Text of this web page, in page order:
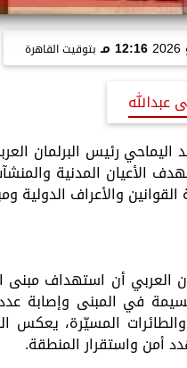
12:16 مـ بتوقيت القاهرة
عبدالله
رئيس البرلمان
الأعيان المدنية
والأعراف الدولية
العربي أن استهداف مبنى
في المبنى وإصابة
والطائرات المسيّرة، يعكس
أمن واستقرار المنطقة.